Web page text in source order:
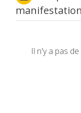
Il n'y a pas